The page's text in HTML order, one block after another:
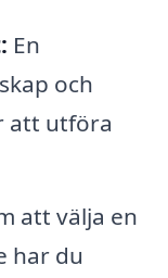
En
och
att utföra
att välja en
har du